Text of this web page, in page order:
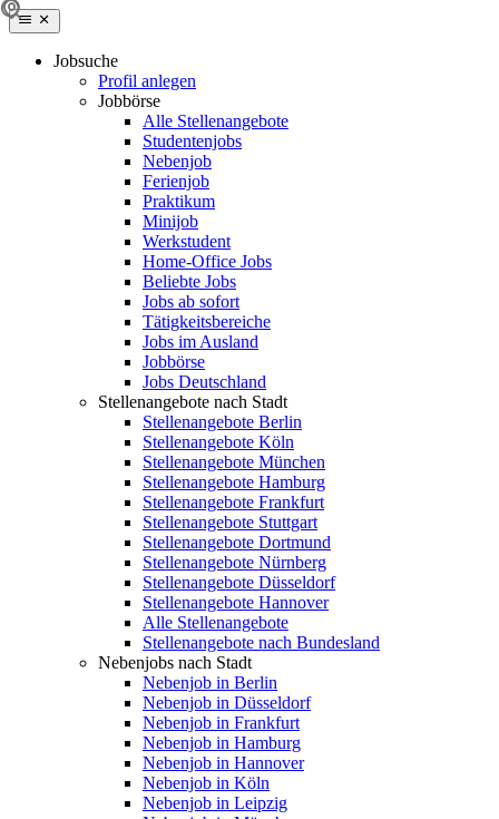
Jobsuche
Profil anlegen
Jobbörse
Alle Stellenangebote
Studentenjobs
Nebenjob
Ferienjob
Praktikum
Minijob
Werkstudent
Home-Office Jobs
Beliebte Jobs
Jobs ab sofort
Tätigkeitsbereiche
Jobs im Ausland
Jobbörse
Jobs Deutschland
Stellenangebote nach Stadt
Stellenangebote Berlin
Stellenangebote Köln
Stellenangebote München
Stellenangebote Hamburg
Stellenangebote Frankfurt
Stellenangebote Stuttgart
Stellenangebote Dortmund
Stellenangebote Nürnberg
Stellenangebote Düsseldorf
Stellenangebote Hannover
Alle Stellenangebote
Stellenangebote nach Bundesland
Nebenjobs nach Stadt
Nebenjob in Berlin
Nebenjob in Düsseldorf
Nebenjob in Frankfurt
Nebenjob in Hamburg
Nebenjob in Hannover
Nebenjob in Köln
Nebenjob in Leipzig